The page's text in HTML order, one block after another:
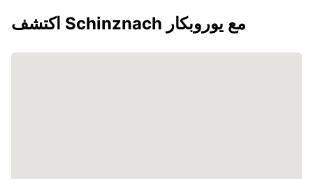
اكتشف Schinznach مع يوروبكار